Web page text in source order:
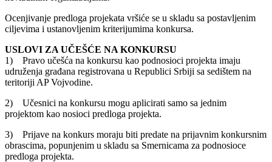
Ocenjivanje predloga projekata vršiće se u skladu sa postavljenim
ciljevima i ustanovljenim kriterijumima konkursa.
USLOVI ZA UČEŠĆE NA KONKURSU
1) Pravo učešća na konkursu kao podnosioci projekta imaju
udruženja građana registrovana u Republici Srbiji sa sedištem na
teritoriji AP Vojvodine.
2) Učesnici na konkursu mogu aplicirati samo sa jednim
projektom kao nosioci predloga projekta.
3) Prijave na konkurs moraju biti predate na prijavnim konkursnim
obrascima, popunjenim u skladu sa Smernicama za podnosioce
predloga projekta.